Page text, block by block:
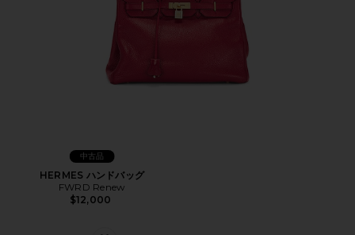
中古品
HERMES ハンドバッグ
FWRD Renew
$12,000